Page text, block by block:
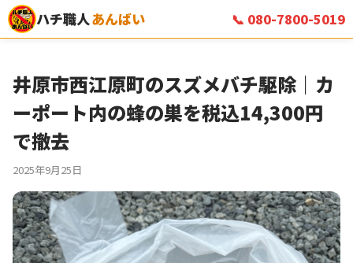
ハチ職人あんばい 📞 080-7800-5019
井原市西江原町のスズメバチ駆除｜カ
ーポート内の蜂の巣を税込14,300円
で撤去
2025年9月25日